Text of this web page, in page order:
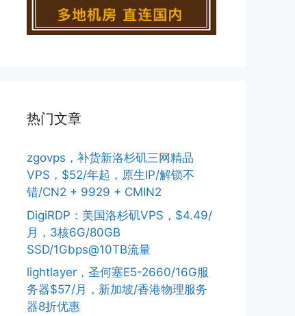
热门文章
zgovps，补货新洛杉矶三网精品
VPS，$52/年起，原生IP/解锁不
错/CN2 + 9929 + CMIN2
DigiRDP：美国洛杉矶VPS，$4.49/
月，3核6G/80GB
SSD/1Gbps@10TB流量
lightlayer，圣何塞E5-2660/16G服
务器$57/月，新加坡/香港物理服务
器8折优惠